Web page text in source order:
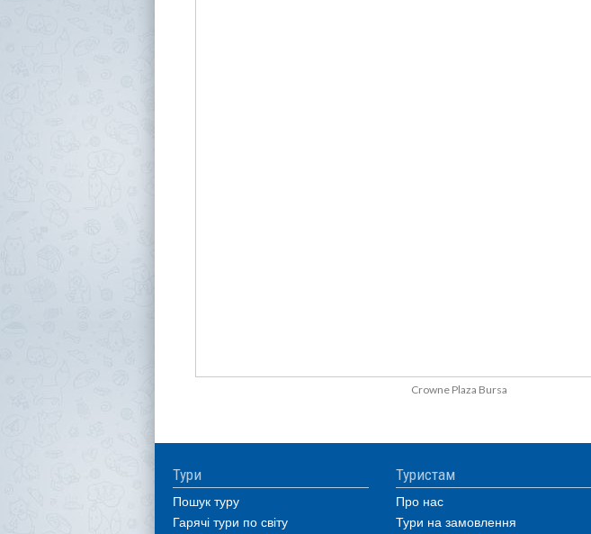
Crowne Plaza Bursa
Тури
Пошук туру
Гарячі тури по світу
Туристам
Про нас
Тури на замовлення